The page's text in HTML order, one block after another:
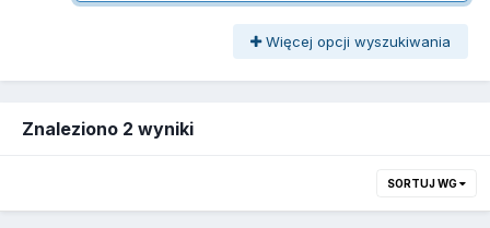
Więcej opcji wyszukiwania
Znaleziono 2 wyniki
SORTUJ WG